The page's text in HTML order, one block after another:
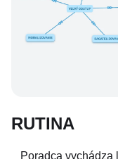
RUTINA
Poradca vychádza